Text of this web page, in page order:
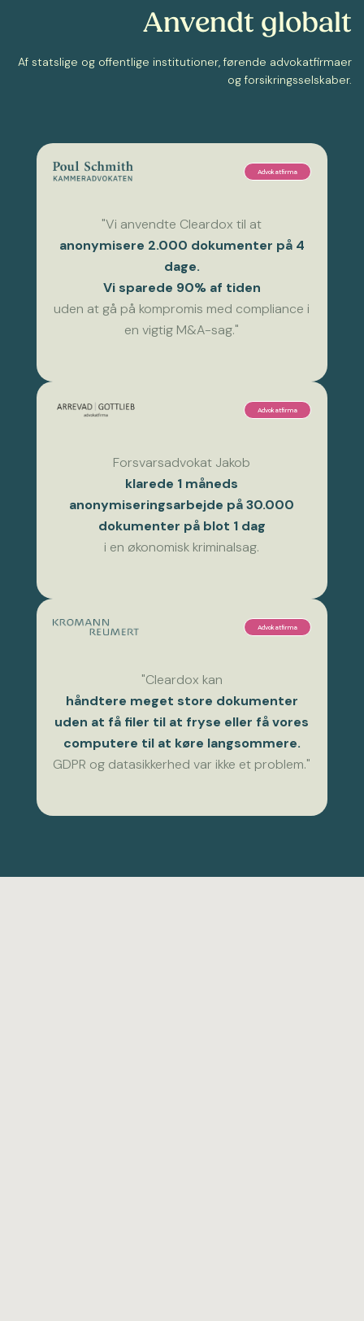
Anvendt globalt
Af statslige og offentlige institutioner, førende advokatfirmaer
og forsikringsselskaber.
Advokatfirma
"Vi anvendte Cleardox til at
anonymisere 2.000 dokumenter på 4
dage.
Vi sparede 90% af tiden
uden at gå på kompromis med compliance i
en vigtig M&A-sag."
Advokatfirma
Forsvarsadvokat Jakob
klarede 1 måneds
anonymiseringsarbejde på 30.000
dokumenter på blot 1 dag
i en økonomisk kriminalsag.
Advokatfirma
"Cleardox kan
håndtere meget store dokumenter
uden at få filer til at fryse eller få vores
computere til at køre langsommere.
GDPR og datasikkerhed var ikke et problem."